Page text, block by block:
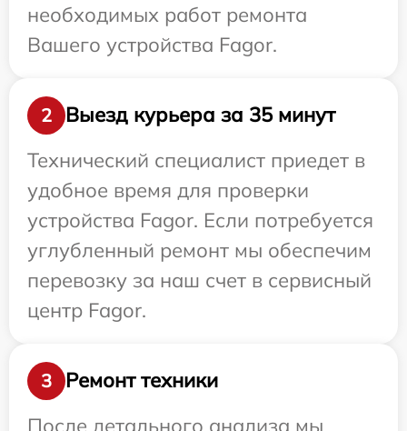
необходимых работ ремонта
Вашего устройства Fagor.
2
Выезд курьера за 35 минут
Технический специалист приедет в
удобное время для проверки
устройства Fagor. Если потребуется
углубленный ремонт мы обеспечим
перевозку за наш счет в сервисный
центр Fagor.
3
Ремонт техники
После детального анализа мы